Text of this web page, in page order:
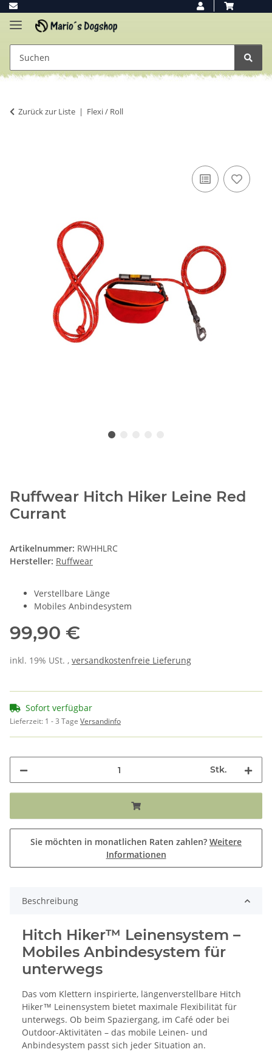
Zurück zur Liste Flexi / Roll
Ruffwear Hitch Hiker Leine Red
Currant
Artikelnummer: RWHHLRC
Hersteller: Ruffwear
Verstellbare Länge
Mobiles Anbindesystem
99,90 €
inkl. 19% USt. , versandkostenfreie Lieferung
Sofort verfügbar
Lieferzeit: 1 - 3 Tage Versandinfo
Stk.
Sie möchten in monatlichen Raten zahlen? Weitere
Informationen
Beschreibung
Hitch Hiker™ Leinensystem –
Mobiles Anbindesystem für
unterwegs
Das vom Klettern inspirierte, längenverstellbare Hitch
Hiker™ Leinensystem bietet maximale Flexibilität für
unterwegs. Ob beim Spaziergang, im Café oder bei
Outdoor-Aktivitäten – das mobile Leinen- und
Anbindesystem passt sich jeder Situation an.